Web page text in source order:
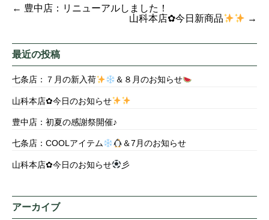
← 豊中店：リニューアルしました！
山科本店✿今日新商品
→
最近の投稿
七条店：７月の新入荷 ＆８月のお知らせ
山科本店✿今日のお知らせ
豊中店：初夏の感謝祭開催♪
七条店：COOLアイテム ＆7月のお知らせ
山科本店✿今日のお知らせ 彡
アーカイブ